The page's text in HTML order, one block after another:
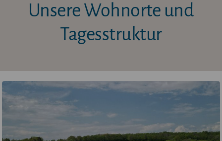
Unsere Wohnorte und
Tagesstruktur